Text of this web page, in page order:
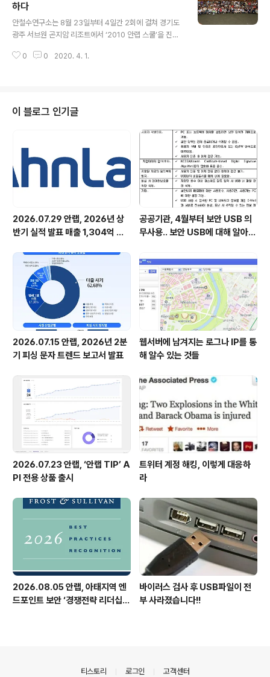
울대, 연세대, 고려대, 성균관대 등에서 진행되는 채용박람
회에 참가해 상담은 물론 현장에서 입사 지원도 받을 예정
이다. 안철수연구소는 매년 공채로 모집해왔던 연구 부문
재는 인문/상경 졸업(예정)자로서 세계의 다양한 문화에 대
하다
안철수연구소는 8월 23일부터 4일간 2회에 걸쳐 경기도
광주 서브원 곤지암 리조트에서 ‘2010 안랩 스쿨’을 진행
나로, 전사원이 함께 모여 IT 산업의 동향 및 진화방향을 파
커뮤니케이션에 그치는 것이 아닌 산업 전반에 걸친 외부
와의 소통, 조직 내의 소통 및 회사와의 소통을 아우르는 커
뮤니케이션 개념입니다. 직원들은 김홍선 대표, 안철수 의
장과 함께 ‘소통(疏通)’에 대한 이야기를 나누는 한편, 삼성
경제연구소 이성호 수석과 메가스터디 엠베스트 김성오 대
표 등 외부 인사의 강..
0 0 2020. 4. 1.
이 블로그 인기글
2026.07.29 안랩, 2026년 상
반기 실적 발표 매출 1,304억 원,
공공기관, 4월부터 보안 USB 의
무사용.. 보안 USB에 대해 알아봅
2026.07.15 안랩, 2026년 2분
기 피싱 문자 트렌드 보고서 발표
웹서버에 남겨지는 로그나 IP를 통
해 알수 있는 것들
2026.07.23 안랩, ‘안랩 TIP’ A
PI 전용 상품 출시
트위터 계정 해킹, 이렇게 대응하
라
2026.08.05 안랩, 아태지역 엔
드포인트 보안 ‘경쟁전략 리더십’
바이러스 검사 후 USB파일이 전
부 사라졌습니다!!
티스토리 로그인 고객센터